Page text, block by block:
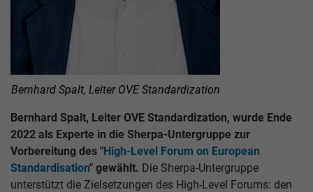
Bernhard Spalt, Leiter OVE Standardization
Bernhard Spalt, Leiter OVE Standardization, wurde Ende
2022 als Experte in die Sherpa-Untergruppe zur
Vorbereitung des "High-Level Forum on European
Standardisation" gewählt. Die Sherpa-Untergruppe
unterstützt die Zielsetzungen des High-Level Forums: den